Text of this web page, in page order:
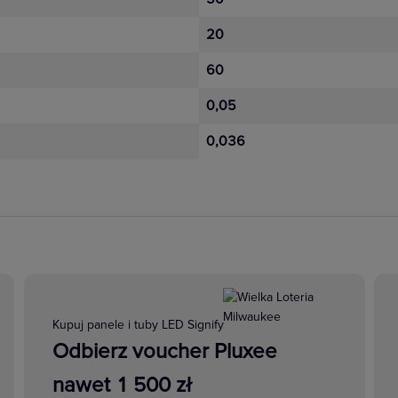
dzięki całemu spektrum funkcji sterowania. Korzystaj z
LED w łącznikach podświetlanych i ze
energetyczną.
20
60
0,05
0,036
Kupuj panele i tuby LED Signify
Odbierz voucher Pluxee
nawet 1 500 zł